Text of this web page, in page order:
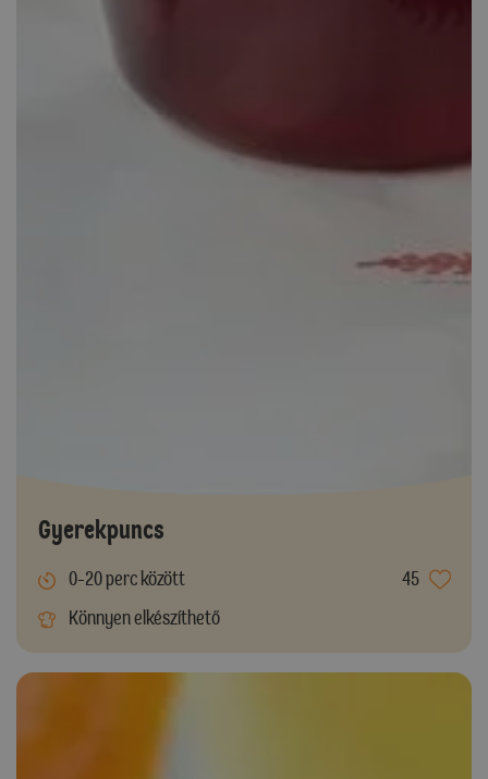
Gyerekpuncs
0-20 perc között
45
Könnyen elkészíthető